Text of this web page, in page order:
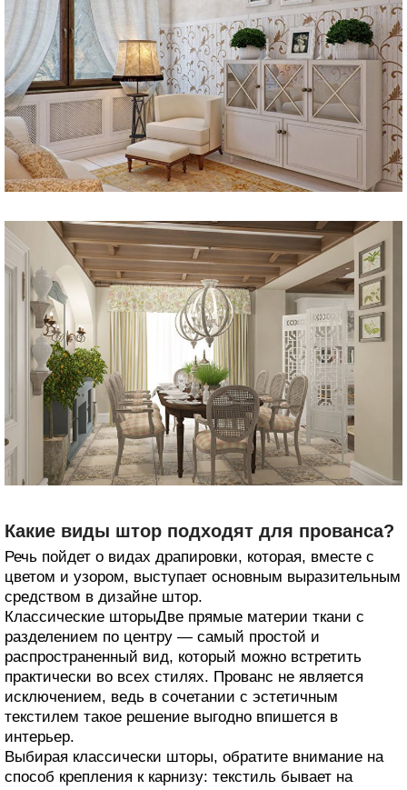
Какие виды штор подходят для прованса?
Речь пойдет о видах драпировки, которая, вместе с
цветом и узором, выступает основным выразительным
средством в дизайне штор.
Классические шторыДве прямые материи ткани с
разделением по центру — самый простой и
распространенный вид, который можно встретить
практически во всех стилях. Прованс не является
исключением, ведь в сочетании с эстетичным
текстилем такое решение выгодно впишется в
интерьер.
Выбирая классически шторы, обратите внимание на
способ крепления к карнизу: текстиль бывает на